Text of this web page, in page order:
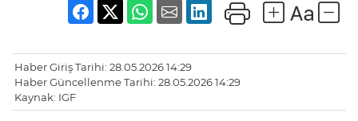
Haber Giriş Tarihi: 28.05.2026 14:29
Haber Güncellenme Tarihi: 28.05.2026 14:29
Kaynak: IGF